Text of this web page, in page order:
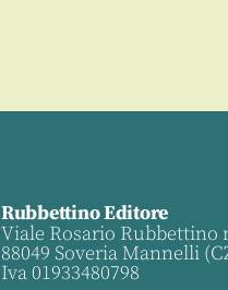
Rubbettino Editore
Viale Rosario Rubbettino
88049 Soveria Mannelli
Iva 01933480798